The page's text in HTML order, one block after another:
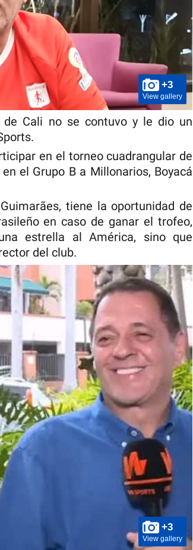
+3
View gallery
Cali no se contuvo y le dio un
en el torneo cuadrangular de
el Grupo B a Millonarios, Boyacá
tiene la oportunidad de
en caso de ganar el trofeo,
estrella al América, sino que
del club.
+3
View gallery